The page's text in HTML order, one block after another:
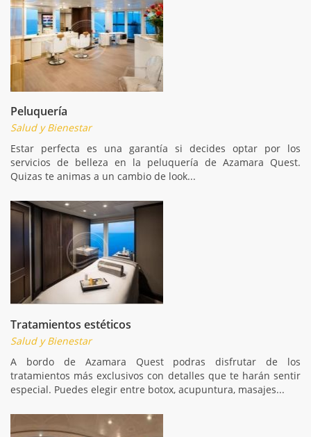
Peluquería
Salud y Bienestar
Estar perfecta es una garantía si decides optar por los
servicios de belleza en la peluquería de Azamara Quest.
Quizas te animas a un cambio de look...
Tratamientos estéticos
Salud y Bienestar
A bordo de Azamara Quest podras disfrutar de los
tratamientos más exclusivos con detalles que te harán sentir
especial. Puedes elegir entre botox, acupuntura, masajes...